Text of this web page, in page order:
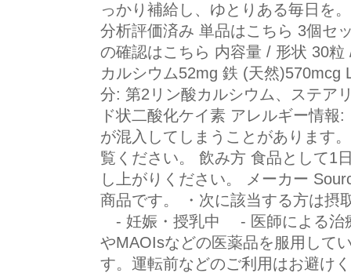
っかり補給し、ゆとりある毎日を
分析評価済み 単品はこちら 3個セ
の確認はこちら 内容量 / 形状 30
カルシウム52mg 鉄 (天然)570mcg
分: 第2リン酸カルシウム、ステア
ド状二酸化ケイ素 アレルギー情
が混入してしまうことがあります
覧ください。 飲み方 食品として1
し上がりください。 メーカー
商品です。 ・次に該当する方は摂
- 妊娠・授乳中 - 医師による治
やMAOIsなどの医薬品を服用して
す。運転前などのご利用はお避け